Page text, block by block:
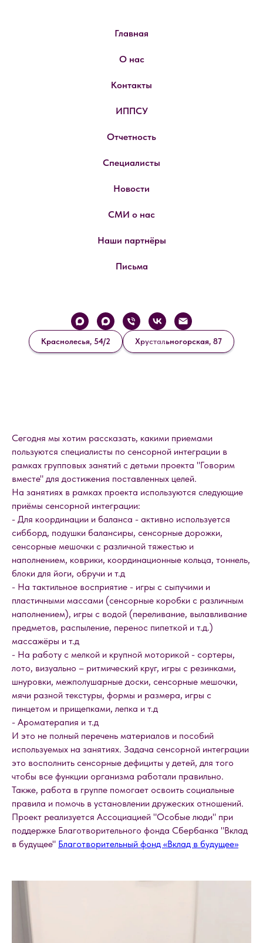
Главная
О нас
Контакты
ИППСУ
Отчетность
Специалисты
Новости
СМИ о нас
Наши партнёры
Письма
Краснолесья, 54/2 Хрустальногорская, 87
Сегодня мы хотим рассказать, какими приемами
пользуются специалисты по сенсорной интеграции в
рамках групповых занятий с детьми проекта "Говорим
вместе" для достижения поставленных целей.
На занятиях в рамках проекта используются следующие
приёмы сенсорной интеграции:
- Для координации и баланса - активно используется
сибборд, подушки балансиры, сенсорные дорожки,
сенсорные мешочки с различной тяжестью и
наполнением, коврики, координационные кольца, тоннель,
блоки для йоги, обручи и т.д
- На тактильное восприятие - игры с сыпучими и
пластичными массами (сенсорные коробки с различным
наполнением), игры с водой (переливание, вылавливание
предметов, распыление, перенос пипеткой и т.д.)
массажёры и т.д
- На работу с мелкой и крупной моторикой - сортеры,
лото, визуально – ритмический круг, игры с резинками,
шнуровки, межполушарные доски, сенсорные мешочки,
мячи разной текстуры, формы и размера, игры с
пинцетом и прищепками, лепка и т.д
- Ароматерапия и т.д
И это не полный перечень материалов и пособий
используемых на занятиях. Задача сенсорной интеграции
это восполнить сенсорные дефициты у детей, для того
чтобы все функции организма работали правильно.
Также, работа в группе помогает освоить социальные
правила и помочь в установлении дружеских отношений.
Проект реализуется Ассоциацией "Особые люди" при
поддержке Благотворительного фонда Сбербанка "Вклад
в будущее" Благотворительный фонд «Вклад в будущее»